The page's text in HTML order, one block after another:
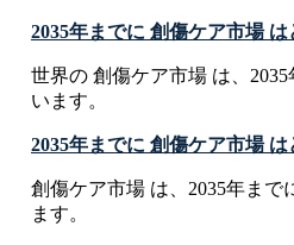
2035年までに 創傷ケア市場
世界の 創傷ケア市場 は、
います。
2035年までに 創傷ケア市場
創傷ケア市場 は、2035年まで
ます。